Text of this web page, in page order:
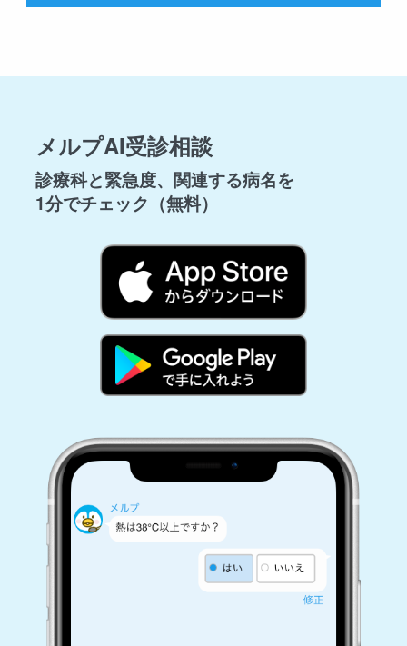
メルプAI受診相談
診療科と緊急度、関連する病名を
1分でチェック（無料）